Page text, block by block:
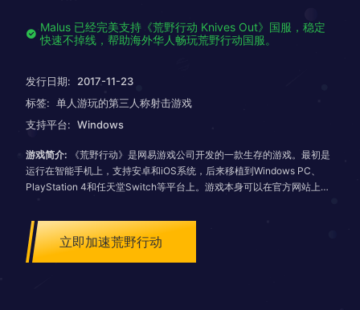
Malus 已经完美支持《荒野行动 Knives Out》国服，稳定
快速不掉线，帮助海外华人畅玩荒野行动国服。
发行日期:
2017-11-23
标签: 单人游玩的第三人称射击游戏
支持平台: Windows
游戏简介: 《荒野行动》是网易游戏公司开发的一款生存的游戏。最初是
运行在智能手机上，支持安卓和iOS系统，后来移植到Windows PC、
PlayStation 4和任天堂Switch等平台上。游戏本身可以在官方网站上以
但在游戏中可以通过充值来购买时装等付费内容。
立即加速荒野行动